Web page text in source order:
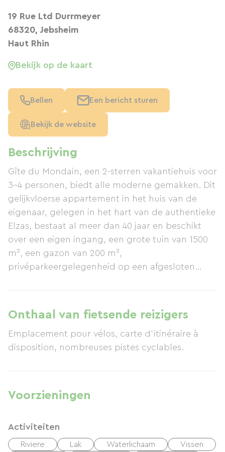
Beschrijving
Gîte du Mondain, een 2-sterren vakantiehuis voor
3-4 personen, biedt alle moderne gemakken. Dit
gelijkvloerse appartement in het huis van de
eigenaar, gelegen in het hart van de authentieke
Elzas, bestaat al meer dan 40 jaar en beschikt
over een eigen ingang, een grote tuin van 1500
m², een gazon van 200 m²,
privéparkeergelegenheid op een afgesloten
inwoners, met lokale winkels en talloze
mogelijkheden om te wandelen en te fietsen op
gemarkeerde paden (het fietspad Colmar-
Straatsburg ligt op 1 km afstand). De ligging van
op 20 km van Europa-Park (Europa's grootste
themapark), biedt gemakkelijke toegang tot een
sportieve activiteiten. Ontdek de Elzas, een regio
vol contrasten en geneugten, terwijl u de
Onthaal van fietsende reizigers
Emplacement pour vélos, carte d'itinéraire à
disposition, nombreuses pistes cyclables.
Voorzieningen
Activiteiten
Riviere Lak Waterlichaam
Vissen
19 Rue Ltd Durrmeyer
68320, Jebsheim
Haut Rhin
Bekijk op de kaart
Bellen Een bericht sturen
Bekijk de website